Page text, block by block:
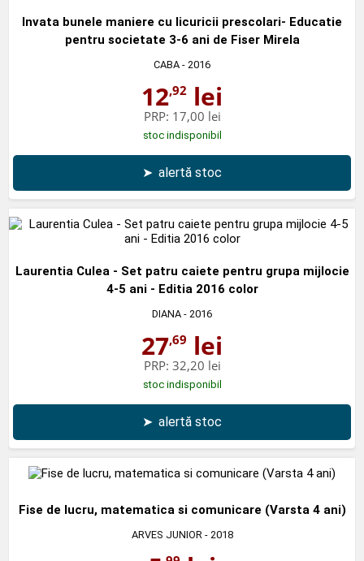
Invata bunele maniere cu licuricii prescolari- Educatie
pentru societate 3-6 ani de Fiser Mirela
CABA - 2016
12,92 lei
PRP: 17,00 lei
stoc indisponibil
➤ alertă stoc
Laurentia Culea - Set patru caiete pentru grupa mijlocie
4-5 ani - Editia 2016 color
DIANA - 2016
27,69 lei
PRP: 32,20 lei
stoc indisponibil
➤ alertă stoc
Fise de lucru, matematica si comunicare (Varsta 4 ani)
ARVES JUNIOR- 2018